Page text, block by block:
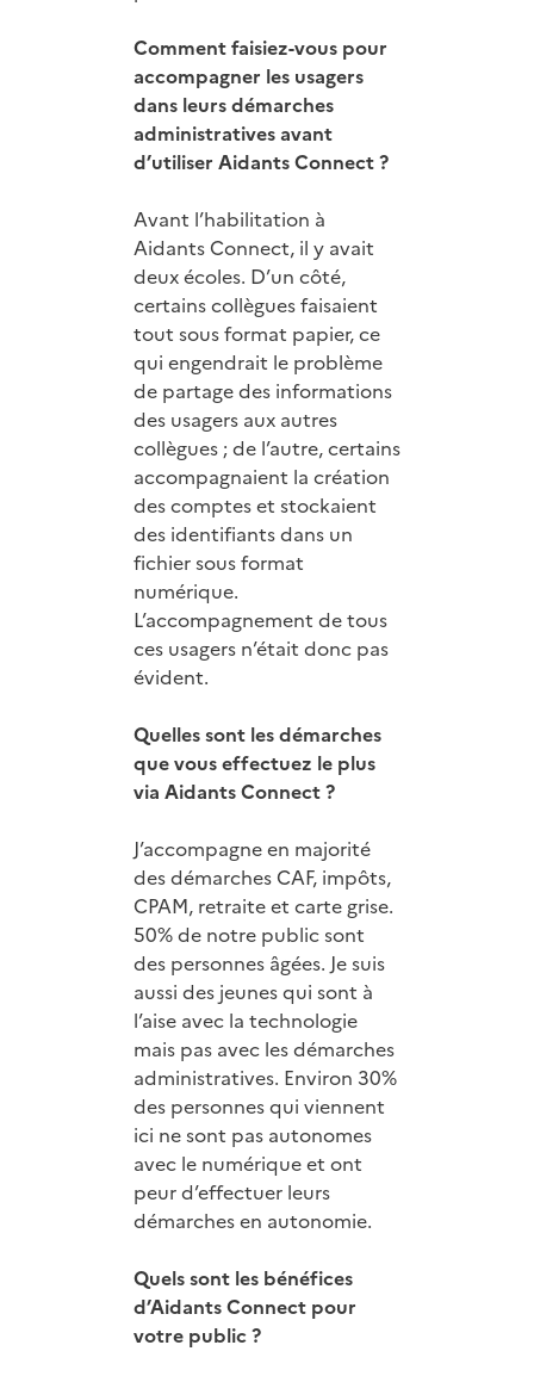
Comment faisiez-vous pour
accompagner les usagers
dans leurs démarches
administratives avant
d’utiliser Aidants Connect ?
Avant l’habilitation à
Aidants Connect, il y avait
deux écoles. D’un côté,
certains collègues faisaient
tout sous format papier, ce
qui engendrait le problème
de partage des informations
des usagers aux autres
collègues ; de l’autre, certains
accompagnaient la création
des comptes et stockaient
des identifiants dans un
fichier sous format
numérique.
L’accompagnement de tous
ces usagers n’était donc pas
évident.
Quelles sont les démarches
que vous effectuez le plus
via Aidants Connect ?
J’accompagne en majorité
des démarches CAF, impôts,
CPAM, retraite et carte grise.
50% de notre public sont
des personnes âgées. Je suis
aussi des jeunes qui sont à
l’aise avec la technologie
mais pas avec les démarches
administratives. Environ 30%
des personnes qui viennent
ici ne sont pas autonomes
avec le numérique et ont
peur d’effectuer leurs
démarches en autonomie.
Quels sont les bénéfices
d’Aidants Connect pour
votre public ?